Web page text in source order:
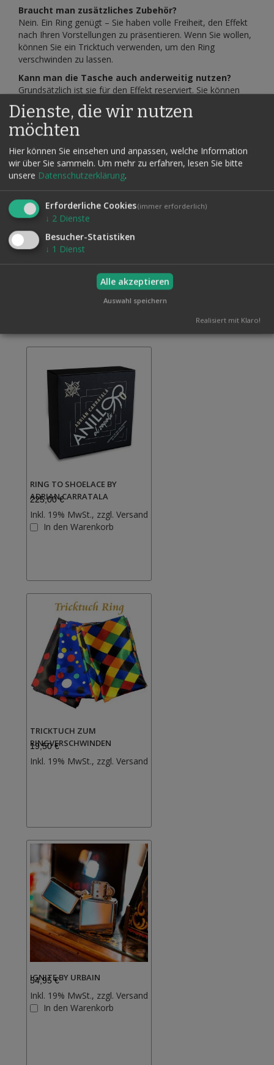
Braucht man zusätzliches Zubehör?
Nein. Ein Ring genügt – Sie haben volle Freiheit, den Effekt
nach Ihren Vorstellungen zu präsentieren. Wenn Sie wollen,
können Sie ein Tricktuch verwenden, um den Ring
verschwinden zu lassen.
Kann man die Tasche auch anderweitig nutzen?
Grundsätzlich ist sie für den Effekt reserviert. Sie können
jedoch eine zusätzliche Tasche anbringen oder unten einen
Reißverschluss einsetzen, falls gewünscht.
Fazit:
Mit
erhalten Sie ein professionelles Werkzeug für
magische Momente – einfach, flexibel und absolut sicher in
der Anwendung. Perfekt für jeden Magier, der sein
Repertoire um einen starken, unkomplizierten Effekt
erweitern möchte.
Sie erhalten alles Zubehör inkl. einer deutschen
Kurzanleitung.
Produktsicherheit
Alle auswählen
RING TO SHOELACE BY
ADRIAN CARRATALA
225,00 €
Inkl. 19% MwSt., zzgl. Versand
In den Warenkorb
TRICKTUCH ZUM
RINGVERSCHWINDEN
19,50 €
Inkl. 19% MwSt., zzgl. VersandZur
IGNITE BY URBAIN
54,95 €
Inkl. 19% MwSt., zzgl. Versand
In den Warenkorb
Dienste, die wir nutzen
möchten
Hier können Sie einsehen und anpassen, welche Information
wir über Sie sammeln. Um mehr zu erfahren, lesen Sie bitte
unsere Datenschutzerklärung.
Erforderliche Cookies(immer erforderlich)
↓ 2 Dienste
Besucher-Statistiken
↓ 1 Dienst
Alle akzeptieren
Auswahl speichern
Realisiert mit Klaro!